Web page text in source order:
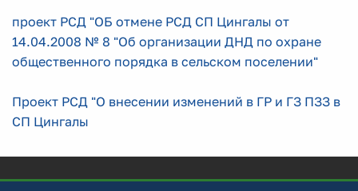
проект РСД "ОБ отмене РСД СП Цингалы от
14.04.2008 № 8 "Об организации ДНД по охране
общественного порядка в сельском поселении"
Проект РСД "О внесении изменений в ГР и ГЗ ПЗЗ в
СП Цингалы